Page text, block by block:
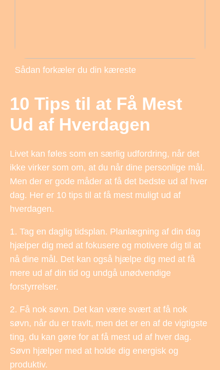
Sådan forkæler du din kæreste
10 Tips til at Få Mest
Ud af Hverdagen
Livet kan føles som en særlig udfordring, når det
ikke virker som om, at du når dine personlige mål.
Men der er gode måder at få det bedste ud af hver
dag. Her er 10 tips til at få mest muligt ud af
hverdagen.
1. Tag en daglig tidsplan. Planlægning af din dag
hjælper dig med at fokusere og motivere dig til at
nå dine mål. Det kan også hjælpe dig med at få
mere ud af din tid og undgå unødvendige
forstyrrelser.
2. Få nok søvn. Det kan være svært at få nok
søvn, når du er travlt, men det er en af de vigtigste
ting, du kan gøre for at få mest ud af hver dag.
Søvn hjælper med at holde dig energisk og
produktiv.